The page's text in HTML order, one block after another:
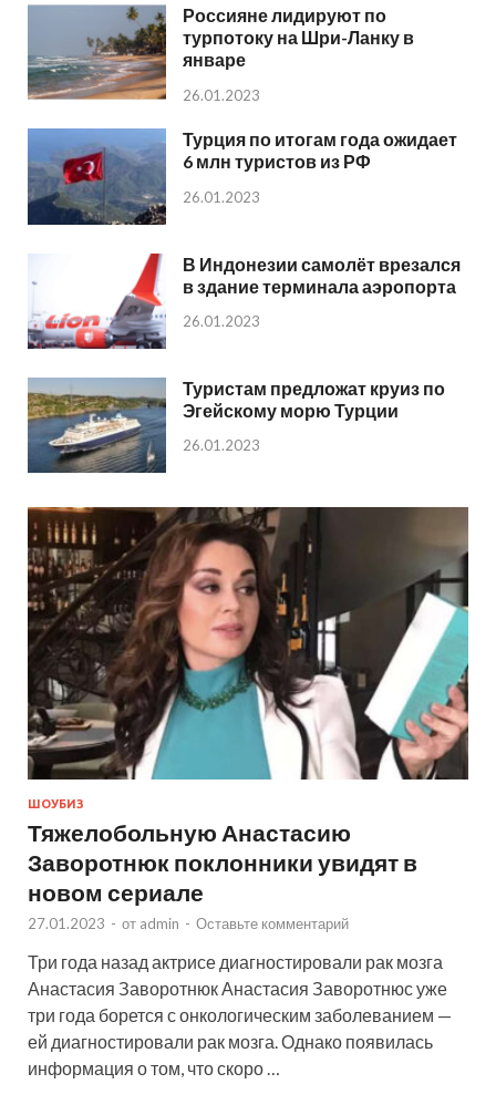
Россияне лидируют по
турпотоку на Шри-Ланку в
январе
26.01.2023
Турция по итогам года ожидает
6 млн туристов из РФ
26.01.2023
В Индонезии самолёт врезался
в здание терминала аэропорта
26.01.2023
Туристам предложат круиз по
Эгейскому морю Турции
26.01.2023
ШОУБИЗ
Тяжелобольную Анастасию
Заворотнюк поклонники увидят в
новом сериале
27.01.2023 - от admin - Оставьте комментарий
Три года назад актрисе диагностировали рак мозга
Анастасия Заворотнюк Анастасия Заворотнюс уже
три года борется с онкологическим заболеванием —
ей диагностировали рак мозга. Однако появилась
информация о том, что скоро …